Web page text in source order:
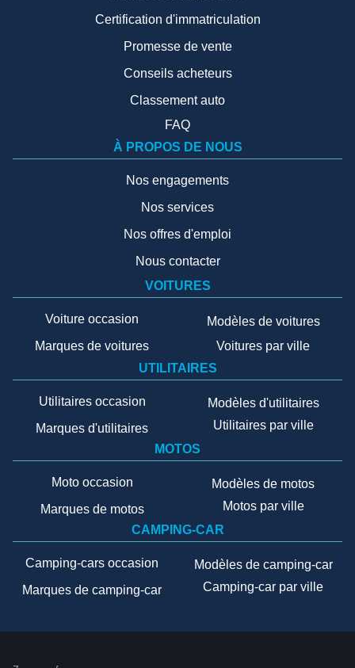
Certification d'immatriculation
Promesse de vente
Conseils acheteurs
Classement auto
FAQ
À PROPOS DE NOUS
Nos engagements
Nos services
Nos offres d'emploi
Nous contacter
VOITURES
Voiture occasion
Marques de voitures
Modèles de voitures
Voitures par ville
UTILITAIRES
Utilitaires occasion
Marques d'utilitaires
Modèles d'utilitaires
Utilitaires par ville
MOTOS
Moto occasion
Marques de motos
Modèles de motos
Motos par ville
CAMPING-CAR
Camping-cars occasion
Marques de camping-car
Modèles de camping-car
Camping-car par ville